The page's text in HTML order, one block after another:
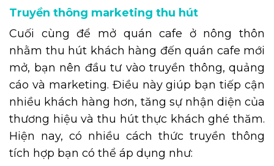
Truyền thông marketing thu hút
Cuối cùng để mở quán cafe ở nông thôn
nhằm thu hút khách hàng đến quán cafe mới
mở, bạn nên đầu tư vào truyền thông, quảng
cáo và marketing. Điều này giúp bạn tiếp cận
nhiều khách hàng hơn, tăng sự nhận diện của
thương hiệu và thu hút thực khách ghé thăm.
Hiện nay, có nhiều cách thức truyền thông
tích hợp bạn có thể áp dụng như: